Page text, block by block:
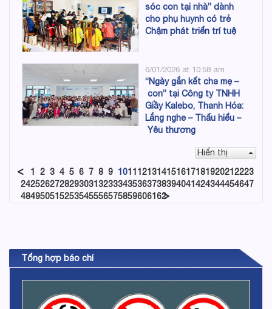
sóc con tại nhà” dành
cho phụ huynh có trẻ
Chậm phát triển trí tuệ
6/01/2026 at 10:58 am
“Ngày gắn kết cha mẹ –
con” tại Công ty TNHH
Giầy Kalebo, Thanh Hóa:
Lắng nghe – Thấu hiểu –
Yêu thương
Hiển thị
1
2 3 4 5 6 7 8 9 1011 12131415161718192021 2223
2425262728293031 32333435363738394041 424344454647
48495051 52535455565758596061 62
Tổng hợp báo chí